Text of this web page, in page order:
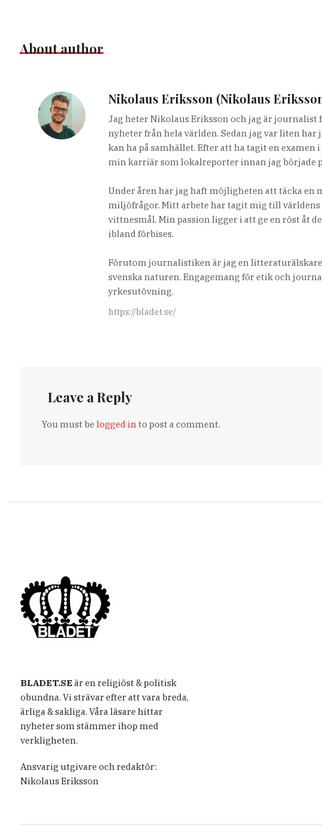
About author
Nikolaus Eriksson (Nikolaus
Jag heter Nikolaus Eriksson och jag är journalist
nyheter från hela världen. Sedan jag var liten har
kan ha på samhället. Efter att ha tagit en
min karriär som lokalreporter innan jag började
Under åren har jag haft möjligheten att täcka
miljöfrågor. Mitt arbete har tagit mig till
vittnesmål. Min passion ligger i att ge en röst åt
ibland förbises.
Förutom journalistiken är jag en
svenska naturen. Engagemang för etik och
yrkesutövning.
https://bladet.se/
Leave a Reply
You must belogged into post a comment.
BLADET.SE är en religiöst & politisk
obundna. Vi strävar efter att vara breda,
ärliga & sakliga. Våra läsare hittar
nyheter som stämmer ihop med
verkligheten.
Ansvarig utgivare och redaktör:
Nikolaus Eriksson